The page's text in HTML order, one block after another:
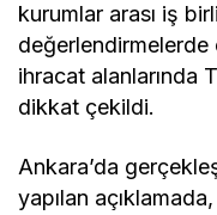
kurumlar arası iş
değerlendirmelerde
ihracat alanlarında
dikkat çekildi.
Ankara’da
yapılan